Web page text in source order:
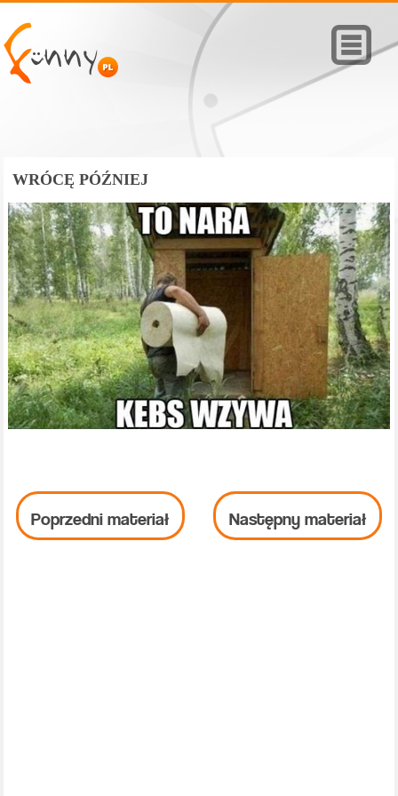
WRÓCĘ PÓŹNIEJ
Poprzedni materiał Następny materiał